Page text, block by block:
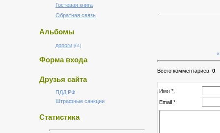
Гостевая книга
Обратная связь
Альбомы
дороги [61]
Форма входа
Друзья сайта
ПДД РФ
Штрафные санкции
Статистика
Всего комментариев: 0
Имя *:
Email *: